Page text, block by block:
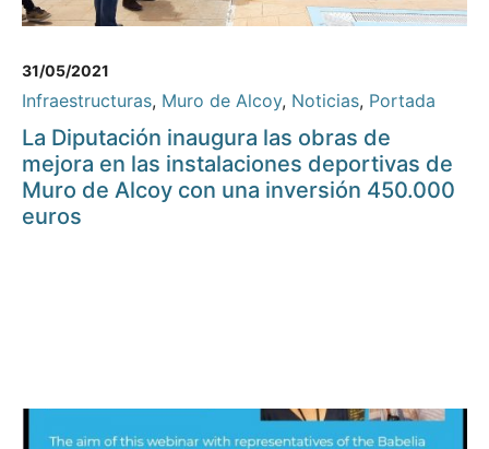
31/05/2021
Infraestructuras, Muro de Alcoy, Noticias, Portada
La Diputación inaugura las obras de
mejora en las instalaciones deportivas de
Muro de Alcoy con una inversión 450.000
euros